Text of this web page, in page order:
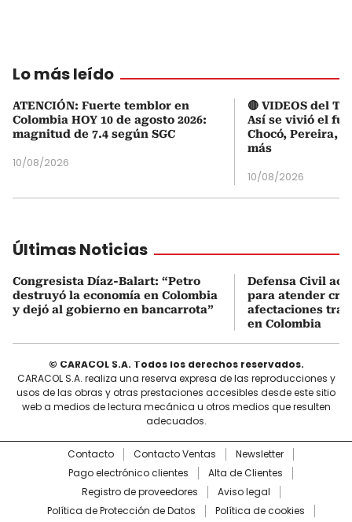
Lo más leído
ATENCIÓN: Fuerte temblor en
Colombia HOY 10 de agosto 2026:
magnitud de 7.4 según SGC
10/08/2026
🔴 VIDEOS del
Así se vivió el
Chocó, Pereira,
más
10/08/2026
Últimas Noticias
Congresista Díaz-Balart: “Petro
destruyó la economía en Colombia
y dejó al gobierno en bancarrota”
Defensa Civil
para atender
afectaciones
en Colombia
© CARACOL S.A. Todos los derechos reservados.
CARACOL S.A. realiza una reserva expresa de las reproducciones y
usos de las obras y otras prestaciones accesibles desde este sitio
web a medios de lectura mecánica u otros medios que resulten
adecuados.
Contacto Contacto Ventas
Newsletter
Pago electrónico clientes
Alta de Clientes
Registro de proveedores
Aviso legal
Política de Protección de Datos
Política de cookies